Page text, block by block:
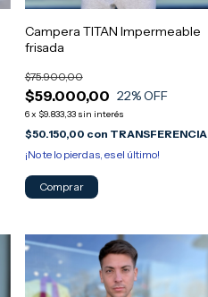
Campera TITAN Impermeable
frisada
$59.000,00
$75.900,00
22% OFF
6x $9.833,33 sin interés
$50.150,00 con TRANSFERENCIA
¡No te lo pierdas, es el último!
Comprar